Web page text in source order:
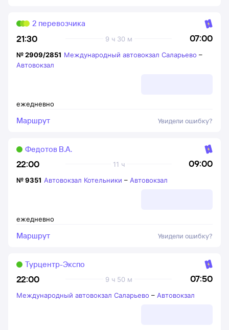
21:30 07:00
9 ч 30 м
2 перевозчика
ежедневно
№2909/2851 Международный автовокзал Саларьево –
Автовокзал
Маршрут Увидели ошибку?
22:00 09:00
11 ч
Федотов В.А.
ежедневно
№9351 Автовокзал Котельники – Автовокзал
Маршрут Увидели ошибку?
22:00 07:50
9 ч 50 м
Турцентр-Экспо
Международный автовокзал Саларьево – Автовокзал